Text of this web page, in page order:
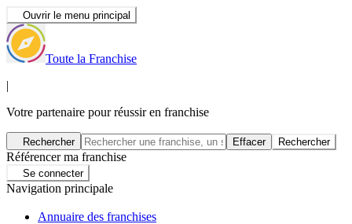
Ouvrir le menu principal
Toute la Franchise
|
Votre partenaire pour réussir en franchise
Rechercher Effacer Rechercher
Référencer ma franchise
Se connecter
Navigation principale
Annuaire des franchises